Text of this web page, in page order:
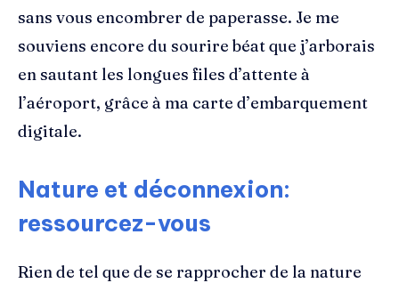
sans vous encombrer de paperasse. Je me
souviens encore du sourire béat que j’arborais
en sautant les longues files d’attente à
l’aéroport, grâce à ma carte d’embarquement
digitale.
Nature et déconnexion:
ressourcez-vous
Rien de tel que de se rapprocher de la nature